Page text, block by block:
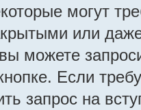
могут
или
можете
Если
запрос на